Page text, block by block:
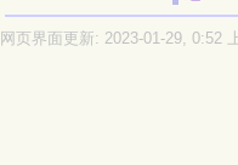
网页界面更新: 2023-01-29, 0:52